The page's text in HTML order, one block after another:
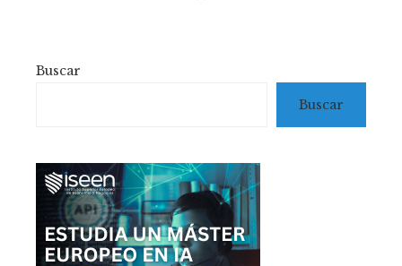
Buscar
Buscar